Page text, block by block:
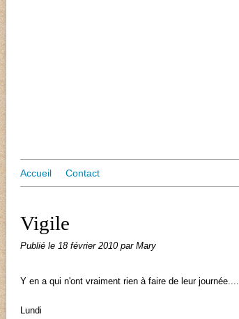
Accueil Contact
Vigile
Publié le 18 février 2010 par Mary
Y en a qui n'ont vraiment rien à faire de leur journée....
Lundi